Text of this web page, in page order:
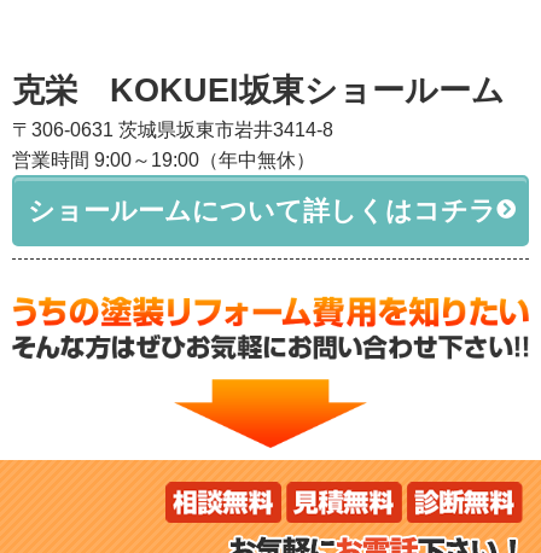
克栄 KOKUEI坂東ショールーム
〒306-0631 茨城県坂東市岩井3414-8
営業時間 9:00～19:00（年中無休）
ショールームについて詳しくはコチラ